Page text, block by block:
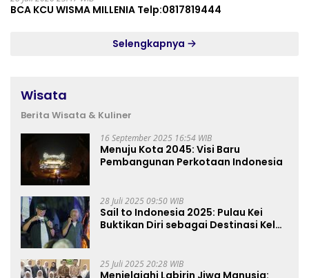
BCA KCU WISMA MILLENIA Telp:0817819444
Selengkapnya
Wisata
Berita Wisata & Kuliner
16 September 2025 16:54 WIB
Menuju Kota 2045: Visi Baru
Pembangunan Perkotaan Indonesia
28 Juli 2025 09:50 WIB
Sail to Indonesia 2025: Pulau Kei
Buktikan Diri sebagai Destinasi Kelas
25 Juli 2025 20:28 WIB